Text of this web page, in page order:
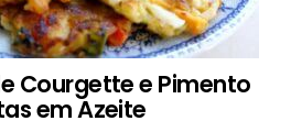
Courgette e Pimento
em Azeite